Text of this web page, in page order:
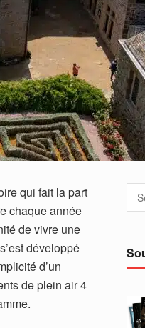
qui fait la part
chaque année
de vivre une
développé
d’un
de plein air 4